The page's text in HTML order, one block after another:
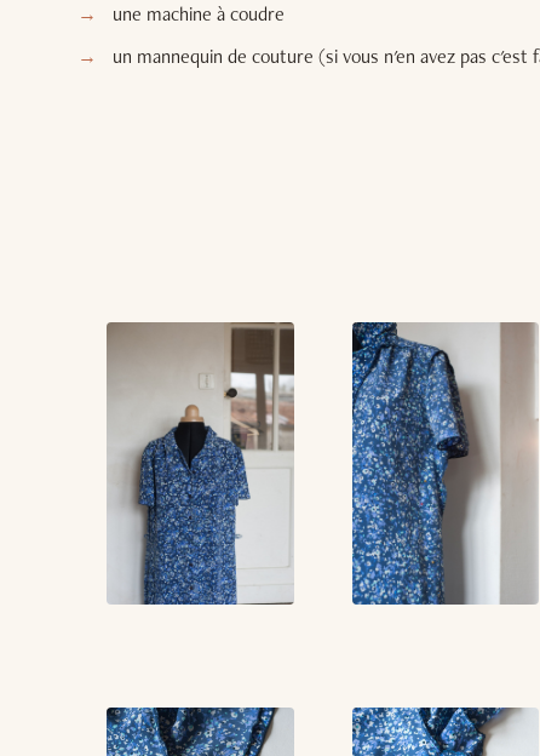
une machine à coudre
un mannequin de couture (si vous n'en avez pas